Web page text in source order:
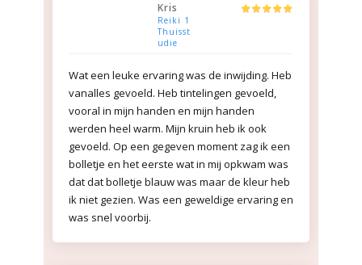
Kris
Reiki 1
Thuisst
udie
Wat een leuke ervaring was de inwijding. Heb
vanalles gevoeld. Heb tintelingen gevoeld,
vooral in mijn handen en mijn handen
werden heel warm. Mijn kruin heb ik ook
gevoeld. Op een gegeven moment zag ik een
bolletje en het eerste wat in mij opkwam was
dat dat bolletje blauw was maar de kleur heb
ik niet gezien. Was een geweldige ervaring en
was snel voorbij.